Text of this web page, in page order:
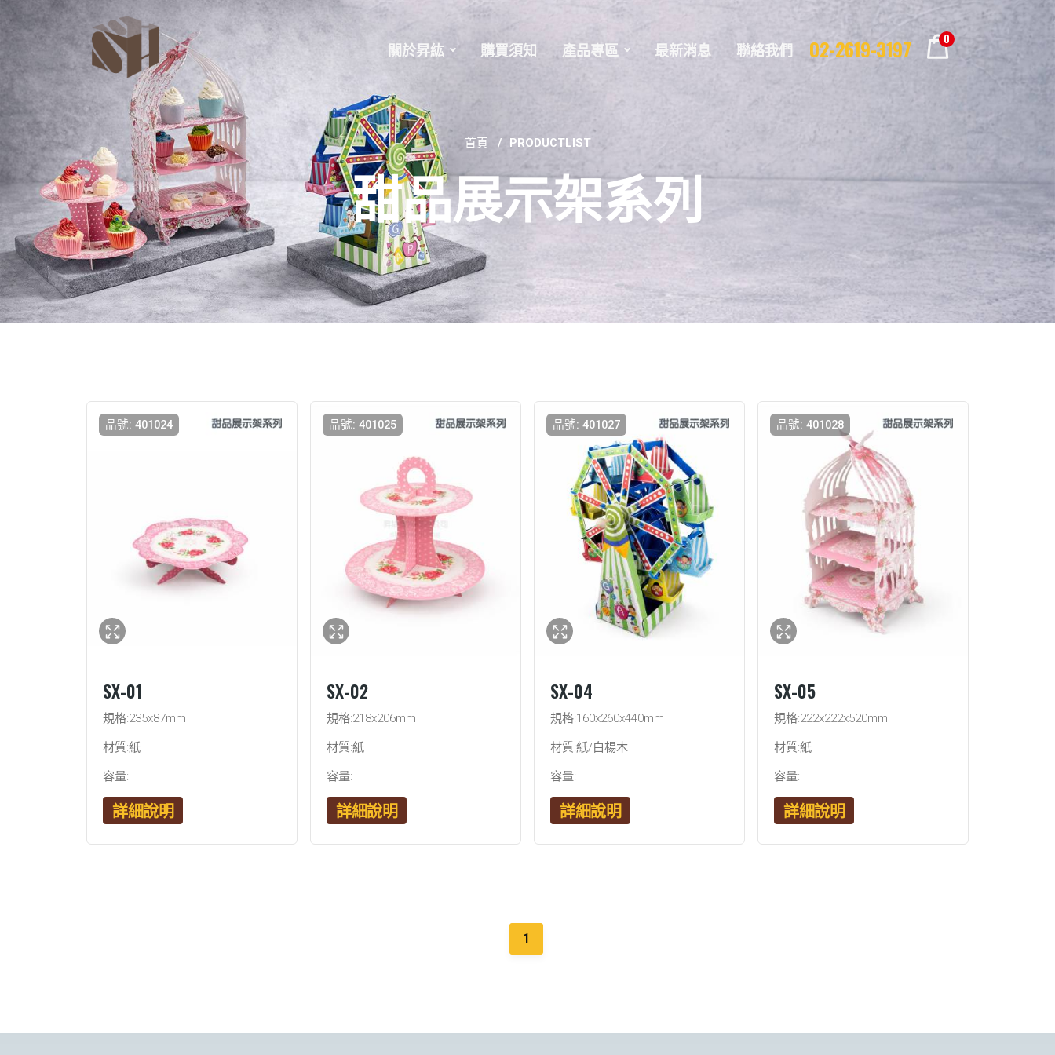
關於昇紘 購買須知 產品專區 最新消息 聯絡我們 02-2619-3197 0
首頁 PRODUCTLIST
甜品展示架系列
品號: 401024
SX-01
規格:235x87mm
材質:紙
容量:
詳細說明
品號: 401025
SX-02
規格:218x206mm
材質:紙
容量:
詳細說明
品號: 401027
SX-04
規格:160x260x440mm
材質:紙/白楊木
容量:
詳細說明
品號: 401028
SX-05
規格:222x222x520mm
材質:紙
容量:
詳細說明
1